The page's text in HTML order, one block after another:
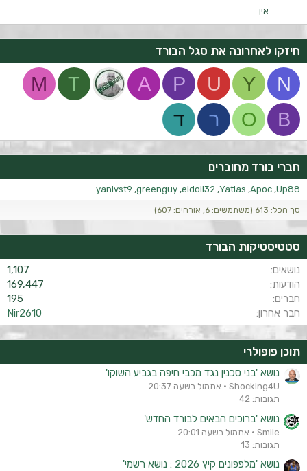
אין
חיזקו לאחרונה את סגל הבורד
N
Y
U
P
A
T
M
B
O ר ד
חברי בורד מחוברים
Up88
Apoc
Yatias
eidoil32
greenguy
yanivst9
סך הכל: 613 (משתמשים: 6, אורחים: 607)
סטטיסטיקות הבורד
נושאים
1,107
הודעות
169,447
חברים
195
חבר אחרון
Nir2610
תוכן פופולרי
נושא 'בני סכנין נגד מכבי חיפה בגביע השוקו'
Shocking4U
אתמול בשעה 20:37
תגובות: 42
נושא 'ברוכים הבאים לבורד החדש'
Smile
אתמול בשעה 20:01
תגובות: 13
נושא 'מלפפונים קיץ 2026 : נושא רשמי'